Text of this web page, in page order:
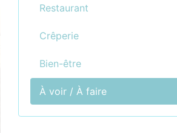
Restaurant
Crêperie
Bien-être
À voir / À faire